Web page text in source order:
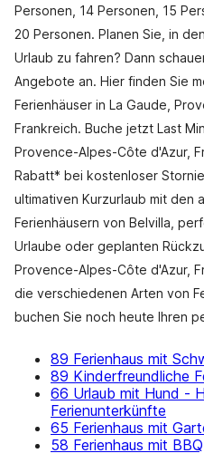
Personen, 14 Personen, 15
20 Personen. Planen Sie, in
Urlaub zu fahren? Dann
Angebote an. Hier finden Sie
Ferienhäuser in La Gaude,
Frankreich. Buche jetzt Last
Provence-Alpes-Côte d'Azur,
Rabatt* bei kostenloser
ultimativen Kurzurlaub mit den
Ferienhäusern von Belvilla,
Urlaube oder geplanten
Provence-Alpes-Côte d'Azur,
die verschiedenen Arten von
buchen Sie noch heute Ihren
89 Ferienhaus mit
89 Kinderfreundliche
66 Urlaub mit Hund -
Ferienunterkünfte
65 Ferienhaus mit
58 Ferienhaus mit BBQ